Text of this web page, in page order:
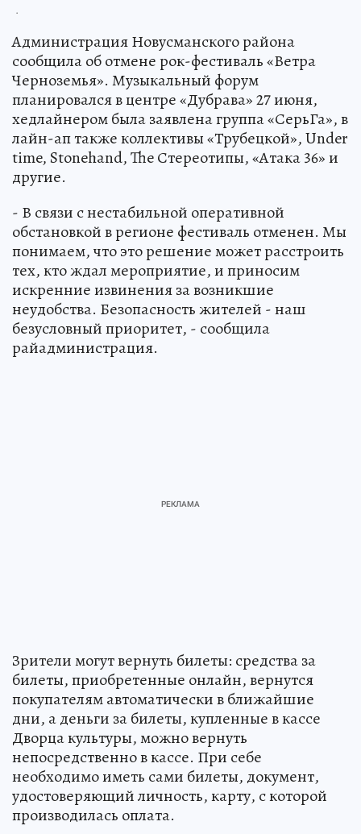
.
Администрация Новусманского района
сообщила об отмене рок-фестиваль «Ветра
Черноземья». Музыкальный форум
планировался в центре «Дубрава» 27 июня,
хедлайнером была заявлена группа «СерьГа», в
лайн-ап также коллективы «Трубецкой», Under
time, Stonehand, The Стереотипы, «Атака 36» и
другие.
- В связи с нестабильной оперативной
обстановкой в регионе фестиваль отменен. Мы
понимаем, что это решение может расстроить
тех, кто ждал мероприятие, и приносим
искренние извинения за возникшие
неудобства. Безопасность жителей - наш
безусловный приоритет, - сообщила
райадминистрация.
Зрители могут вернуть билеты: средства за
билеты, приобретенные онлайн, вернутся
покупателям автоматически в ближайшие
дни, а деньги за билеты, купленные в кассе
Дворца культуры, можно вернуть
непосредственно в кассе. При себе
необходимо иметь сами билеты, документ,
удостоверяющий личность, карту, с которой
производилась оплата.